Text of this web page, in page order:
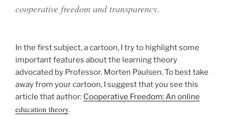
cooperative freedom and transparency.
In the first subject, a cartoon, I try to highlight some
important features about the learning theory
advocated by Professor. Morten Paulsen. To best take
away from your cartoon, I suggest that you see this
article that author: Cooperative Freedom: An online
education theory.